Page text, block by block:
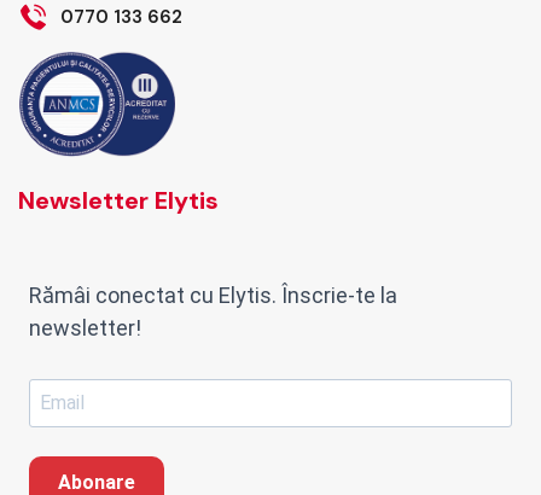
0770 133 662
Newsletter Elytis
Rămâi conectat cu Elytis. Înscrie-te la
newsletter!
Abonare